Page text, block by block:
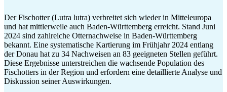
Der Fischotter (Lutra lutra) verbreitet sich wieder in Mitteleuropa
und hat mittlerweile auch Baden-Württemberg erreicht. Stand Juni
2024 sind zahlreiche Otternachweise in Baden-Württemberg
bekannt. Eine systematische Kartierung im Frühjahr 2024 entlang
der Donau hat zu 34 Nachweisen an 83 geeigneten Stellen geführt.
Diese Ergebnisse unterstreichen die wachsende Population des
Fischotters in der Region und erfordern eine detaillierte Analyse und
Diskussion seiner Auswirkungen.